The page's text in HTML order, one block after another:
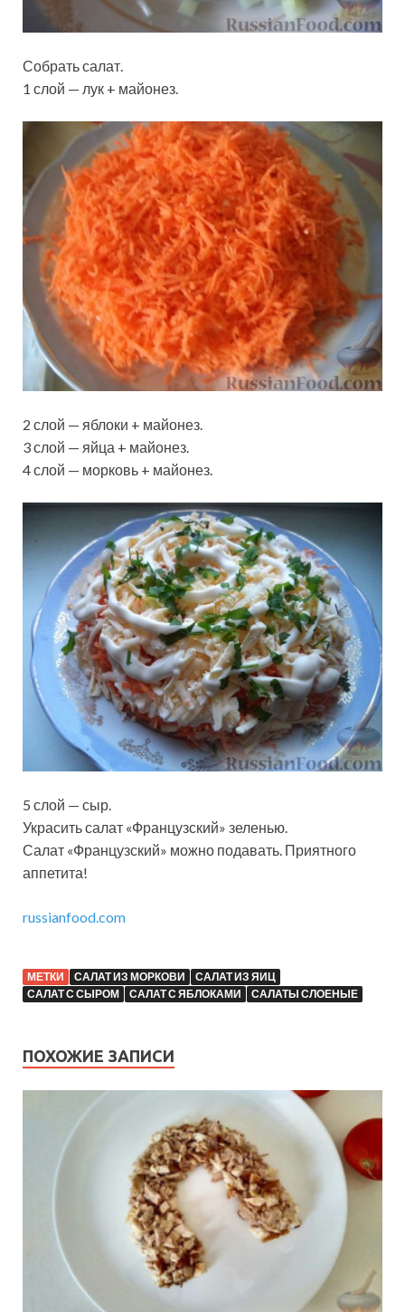
Собрать салат.
1 слой — лук + майонез.
2 слой — яблоки + майонез.
3 слой — яйца + майонез.
4 слой — морковь + майонез.
5 слой — сыр.
Украсить салат «Французский» зеленью.
Салат «Французский» можно подавать. Приятного
аппетита!
russianfood.com
МЕТКИ САЛАТ ИЗ МОРКОВИ
САЛАТ ИЗ ЯИЦ
САЛАТ С СЫРОМ
САЛАТ С ЯБЛОКАМИ САЛАТЫ СЛОЕНЫЕ
ПОХОЖИЕ ЗАПИСИ